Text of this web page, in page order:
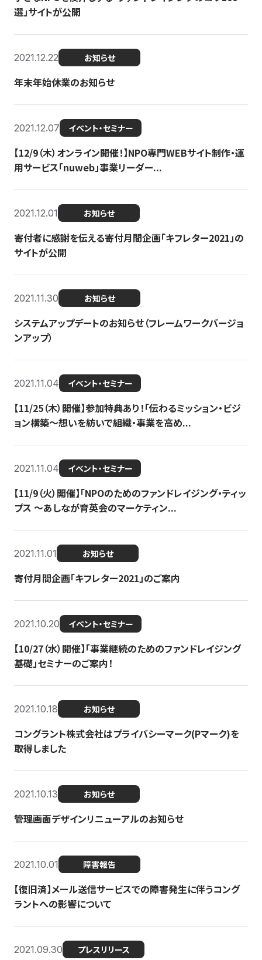
選」サイトが公開
2021.12.22 お知らせ
年末年始休業のお知らせ
2021.12.07 イベント・セミナー
【12/9（木）オンライン開催！】NPO専門WEBサイト制作・運
用サービス「nuweb」事業リーダー...
2021.12.01 お知らせ
寄付者に感謝を伝える寄付月間企画「キフレター2021」の
サイトが公開
2021.11.30 お知らせ
システムアップデートのお知らせ（フレームワークバージョ
ンアップ）
2021.11.04 イベント・セミナー
【11/25（木）開催】参加特典あり！「伝わるミッション・ビジ
ョン構築〜想いを紡いで組織・事業を高め...
2021.11.04 イベント・セミナー
【11/9（火）開催】「NPOのためのファンドレイジング・ティッ
プス 〜あしなが育英会のマーケティン...
2021.11.01 お知らせ
寄付月間企画「キフレター2021」のご案内
2021.10.20 イベント・セミナー
【10/27（水）開催】「事業継続のためのファンドレイジング
基礎」セミナーのご案内！
2021.10.18 お知らせ
コングラント株式会社はプライバシーマーク(Pマーク)を
取得しました
2021.10.13 お知らせ
管理画面デザインリニューアルのお知らせ
2021.10.01 障害報告
【復旧済】メール送信サービスでの障害発生に伴うコング
ラントへの影響について
2021.09.30 プレスリリース